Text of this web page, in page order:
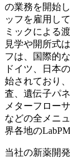
の業務を開始
ッフを雇用し
ミックによる
見学や開所式
フは、国際的
ドイツ、日本
始されており
査、遺伝子パ
メターフロー
などの全メニ
界各地の
当社の新薬開